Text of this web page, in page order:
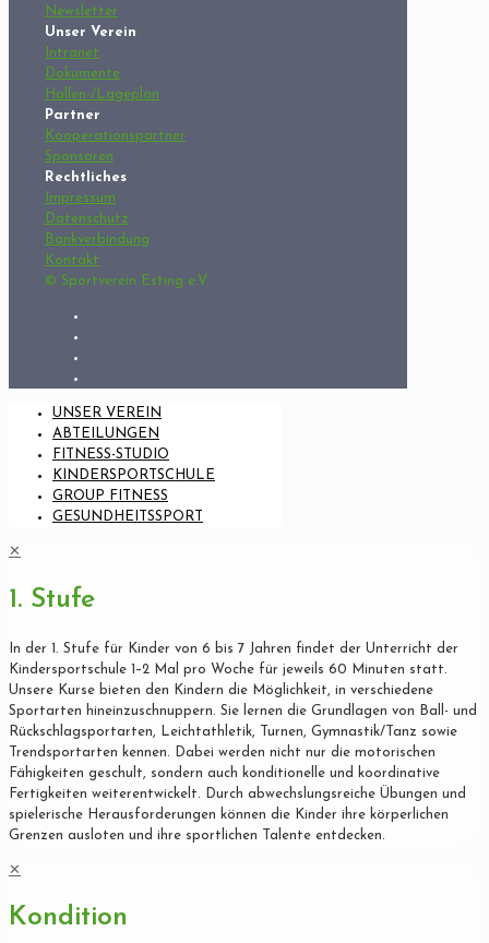
Newsletter
Unser Verein
Intranet
Dokumente
Hallen-/Lageplan
Partner
Kooperationspartner
Sponsoren
Rechtliches
Impressum
Datenschutz
Bankverbindung
Kontakt
© Sportverein Esting e.V.
UNSER VEREIN
ABTEILUNGEN
FITNESS-STUDIO
KINDERSPORTSCHULE
GROUP FITNESS
GESUNDHEITSSPORT
✕
1. Stufe
In der 1. Stufe für Kinder von 6 bis 7 Jahren findet der Unterricht der
Kindersportschule 1–2 Mal pro Woche für jeweils 60 Minuten statt.
Unsere Kurse bieten den Kindern die Möglichkeit, in verschiedene
Sportarten hineinzuschnuppern. Sie lernen die Grundlagen von Ball- und
Rückschlagsportarten, Leichtathletik, Turnen, Gymnastik/Tanz sowie
Trendsportarten kennen. Dabei werden nicht nur die motorischen
Fähigkeiten geschult, sondern auch konditionelle und koordinative
Fertigkeiten weiterentwickelt. Durch abwechslungsreiche Übungen und
spielerische Herausforderungen können die Kinder ihre körperlichen
Grenzen ausloten und ihre sportlichen Talente entdecken.
✕
Kondition